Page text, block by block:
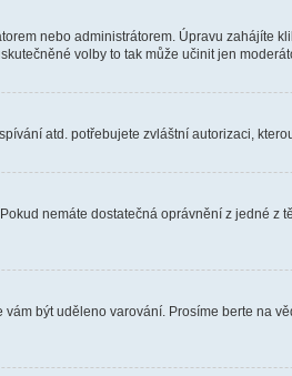
nebo administrátorem. Úpravu zahájíte
volby to tak může učinit jen
atd. potřebujete zvláštní autorizaci,
nemáte dostatečná oprávnění z jedné
být uděleno varování. Prosíme berte na